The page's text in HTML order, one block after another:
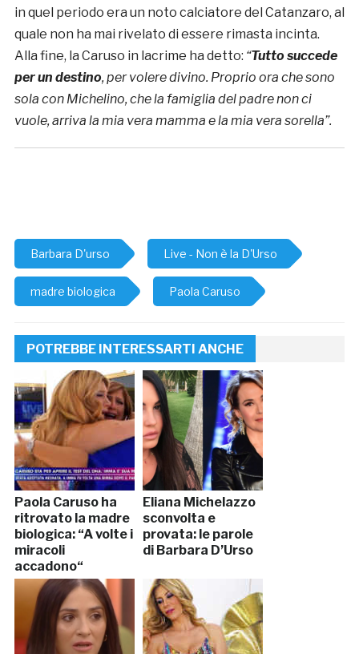
in quel periodo era un noto calciatore del Catanzaro, al
quale non ha mai rivelato di essere rimasta incinta.
Alla fine, la Caruso in lacrime ha detto: “Tutto succede
per un destino, per volere divino. Proprio ora che sono
sola con Michelino, che la famiglia del padre non ci
vuole, arriva la mia vera mamma e la mia vera sorella”.
Barbara D'urso Live - Non è la D'Urso
madre biologica Paola Caruso
POTREBBE INTERESSARTI ANCHE
Paola Caruso ha
ritrovato la madre
biologica: “A volte i
miracoli
accadono“
Eliana Michelazzo
sconvolta e
provata: le parole
di Barbara D’Urso